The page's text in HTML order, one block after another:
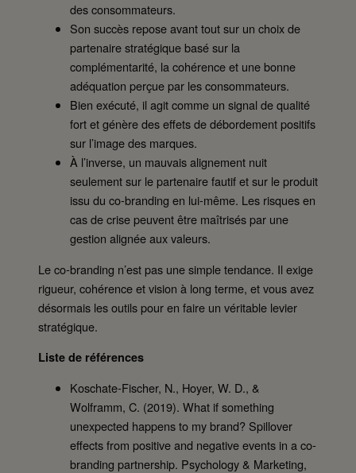
des consommateurs.
Son succès repose avant tout sur un choix de
partenaire stratégique basé sur la
complémentarité, la cohérence et une bonne
adéquation perçue par les consommateurs.
Bien exécuté, il agit comme un signal de qualité
fort et génère des effets de débordement positifs
sur l’image des marques.
À l’inverse, un mauvais alignement nuit
seulement sur le partenaire fautif et sur le produit
issu du co-branding en lui-même. Les risques en
cas de crise peuvent être maîtrisés par une
gestion alignée aux valeurs.
Le co-branding n’est pas une simple tendance. Il exige
rigueur, cohérence et vision à long terme, et vous avez
désormais les outils pour en faire un véritable levier
stratégique.
Liste de références
Koschate-Fischer, N., Hoyer, W. D., &
Wolframm, C. (2019). What if something
unexpected happens to my brand? Spillover
effects from positive and negative events in a co-
branding partnership. Psychology & Marketing,